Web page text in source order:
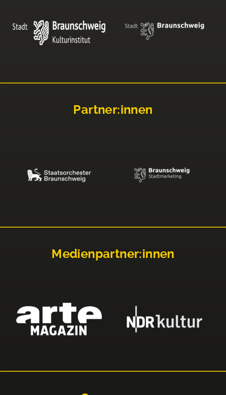
Partner:innen
Medienpartner:innen